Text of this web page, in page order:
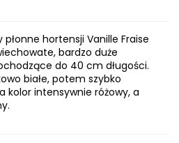
płonne hortensji Vanille Fraise
bardzo duże
do 40 cm długości.
białe, potem szybko
kolor intensywnie różowy, a